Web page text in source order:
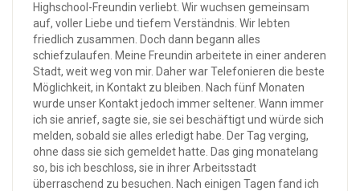
Highschool-Freundin verliebt. Wir wuchsen gemeinsam
auf, voller Liebe und tiefem Verständnis. Wir lebten
friedlich zusammen. Doch dann begann alles
schiefzulaufen. Meine Freundin arbeitete in einer anderen
Stadt, weit weg von mir. Daher war Telefonieren die beste
Möglichkeit, in Kontakt zu bleiben. Nach fünf Monaten
wurde unser Kontakt jedoch immer seltener. Wann immer
ich sie anrief, sagte sie, sie sei beschäftigt und würde sich
melden, sobald sie alles erledigt habe. Der Tag verging,
ohne dass sie sich gemeldet hatte. Das ging monatelang
so, bis ich beschloss, sie in ihrer Arbeitsstadt
überraschend zu besuchen. Nach einigen Tagen fand ich